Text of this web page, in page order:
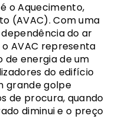
o Aquecimento,
(AVAC). Com uma
do ar
AVAC representa
de energia de um
do edifício
grande golpe
de procura, quando
diminui e o preço